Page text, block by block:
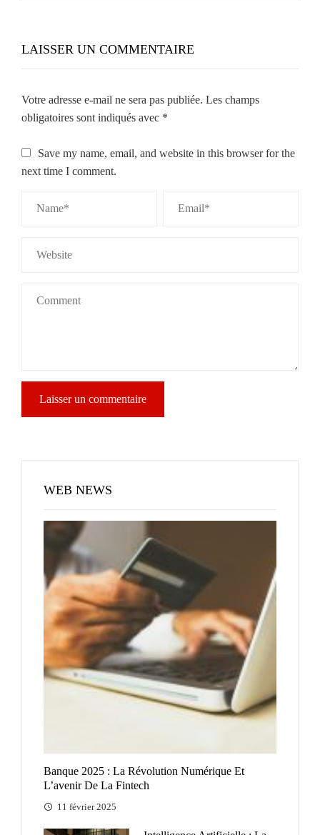
LAISSER UN COMMENTAIRE
Votre adresse e-mail ne sera pas publiée. Les champs
obligatoires sont indiqués avec *
Save my name, email, and website in this browser for the
next time I comment.
WEB NEWS
Banque 2025 : La Révolution Numérique Et
L’avenir De La Fintech
11 février 2025